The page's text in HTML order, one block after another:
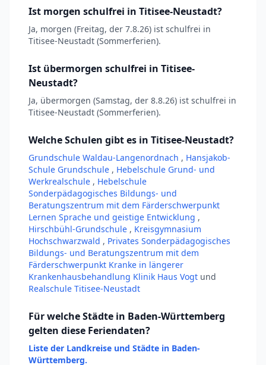
Ist morgen schulfrei in Titisee-Neustadt?
Ja, morgen (Freitag, der 7.8.26) ist schulfrei in
Titisee-Neustadt (Sommerferien).
Ist übermorgen schulfrei in Titisee-
Neustadt?
Ja, übermorgen (Samstag, der 8.8.26) ist schulfrei in
Titisee-Neustadt (Sommerferien).
Welche Schulen gibt es in Titisee-Neustadt?
Grundschule Waldau-Langenordnach , Hansjakob-
Schule Grundschule , Hebelschule Grund- und
Werkrealschule , Hebelschule
Sonderpädagogisches Bildungs- und
Beratungszentrum mit dem Färderschwerpunkt
Lernen Sprache und geistige Entwicklung ,
Hirschbühl-Grundschule , Kreisgymnasium
Hochschwarzwald , Privates Sonderpädagogisches
Bildungs- und Beratungszentrum mit dem
Färderschwerpunkt Kranke in längerer
Krankenhausbehandlung Klinik Haus Vogt und
Realschule Titisee-Neustadt
Für welche Städte in Baden-Württemberg
gelten diese Feriendaten?
Liste der Landkreise und Städte in Baden-
Württemberg.